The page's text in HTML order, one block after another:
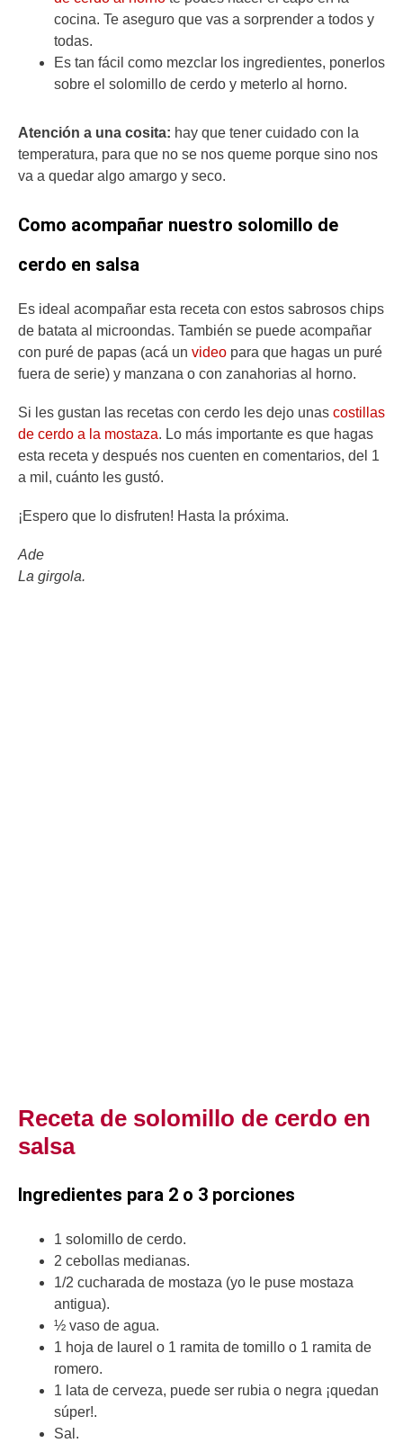
cocina. Te aseguro que vas a sorprender a todos y
todas.
Es tan fácil como mezclar los ingredientes, ponerlos
sobre el solomillo de cerdo y meterlo al horno.
Atención a una cosita: hay que tener cuidado con la
temperatura, para que no se nos queme porque sino nos
va a quedar algo amargo y seco.
Como acompañar nuestro solomillo de
cerdo en salsa
Es ideal acompañar esta receta con estos sabrosos chips
de batata al microondas. También se puede acompañar
con puré de papas (acá un video para que hagas un puré
fuera de serie) y manzana o con zanahorias al horno.
Si les gustan las recetas con cerdo les dejo unas costillas
de cerdo a la mostaza. Lo más importante es que hagas
esta receta y después nos cuenten en comentarios, del 1
a mil, cuánto les gustó.
¡Espero que lo disfruten! Hasta la próxima.
Ade
La girgola.
Receta de solomillo de cerdo en
salsa
Ingredientes para 2 o 3 porciones
1 solomillo de cerdo.
2 cebollas medianas.
1/2 cucharada de mostaza (yo le puse mostaza
antigua).
½ vaso de agua.
1 hoja de laurel o 1 ramita de tomillo o 1 ramita de
romero.
1 lata de cerveza, puede ser rubia o negra ¡quedan
súper!.
Sal.